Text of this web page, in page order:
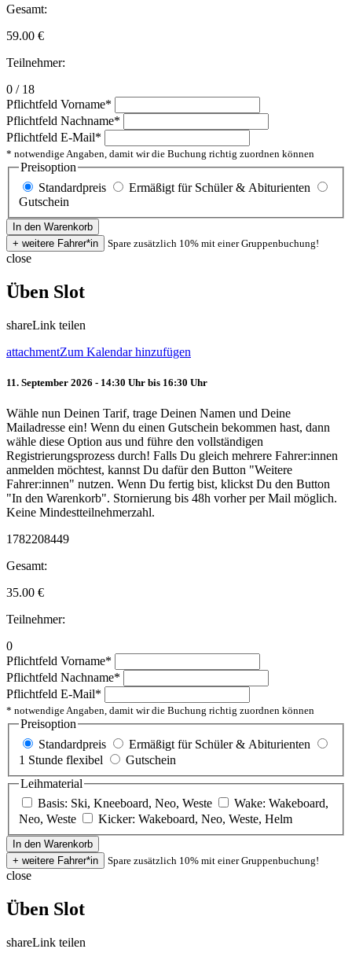
Gesamt:
59.00 €
Teilnehmer:
0 / 18
Pflichtfeld Vorname*
Pflichtfeld Nachname*
Pflichtfeld E-Mail*
* notwendige Angaben, damit wir die Buchung richtig zuordnen können
Preisoption
Standardpreis
Ermäßigt für Schüler & Abiturienten
Gutschein
Spare zusätzlich 10% mit einer Gruppenbuchung!
close
Üben Slot
shareLink teilen
attachmentZum Kalendar hinzufügen
11. September 2026 - 14:30 Uhr bis 16:30 Uhr
Wähle nun Deinen Tarif, trage Deinen Namen und Deine
Mailadresse ein! Wenn du einen Gutschein bekommen hast, dann
wähle diese Option aus und führe den vollständigen
Registrierungsprozess durch! Falls Du gleich mehrere Fahrer:innen
anmelden möchtest, kannst Du dafür den Button "Weitere
Fahrer:innen" nutzen. Wenn Du fertig bist, klickst Du den Button
"In den Warenkorb". Stornierung bis 48h vorher per Mail möglich.
Keine Mindestteilnehmerzahl.
1782208449
Gesamt:
35.00 €
Teilnehmer:
0
Pflichtfeld Vorname*
Pflichtfeld Nachname*
Pflichtfeld E-Mail*
* notwendige Angaben, damit wir die Buchung richtig zuordnen können
Preisoption
Standardpreis
Ermäßigt für Schüler & Abiturienten
1 Stunde flexibel
Gutschein
Leihmaterial
Basis: Ski, Kneeboard, Neo, Weste
Wake: Wakeboard,
Neo, Weste
Kicker: Wakeboard, Neo, Weste, Helm
Spare zusätzlich 10% mit einer Gruppenbuchung!
close
Üben Slot
shareLink teilen